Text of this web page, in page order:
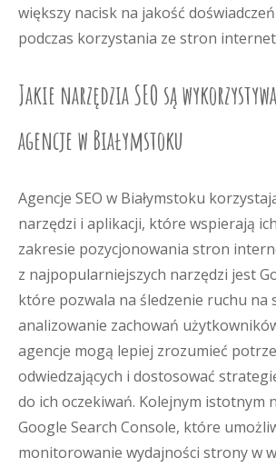
większy nacisk na jakość
podczas korzystania ze stron
Jakie narzędzia SEO są
agencje w Białymstoku
Agencje SEO w Białymstoku
narzędzi i aplikacji, które wspierają
zakresie pozycjonowania stron
z najpopularniejszych narzędzi jest
które pozwala na śledzenie ruchu na
analizowanie zachowań
agencje mogą lepiej zrozumieć
odwiedzających i dostosować
do ich oczekiwań. Kolejnym istotnym
Google Search Console, które
monitorowanie wydajności strony w